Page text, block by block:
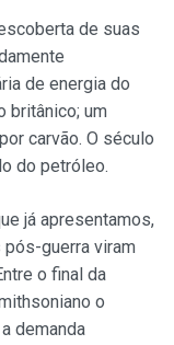
de suas
de energia do
britânico; um
carvão. O século
do petróleo.
já apresentamos,
guerra viram
o final da
o
demanda